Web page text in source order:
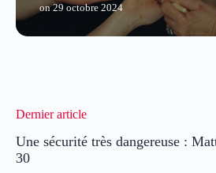
on29 octobre 2024
Dernier article
Une sécurité très dangereuse :
30